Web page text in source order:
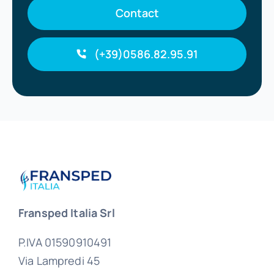
Contact
(+39)0586.82.95.91
Fransped Italia Srl
P.IVA 01590910491
Via Lampredi 45